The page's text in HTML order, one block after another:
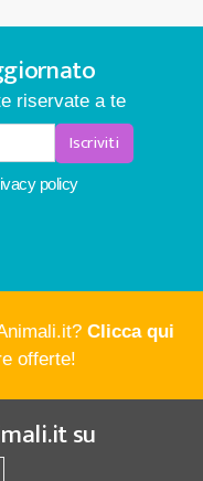
riservate a te
Iscriviti
policy
Clicca qui
offerte!
su